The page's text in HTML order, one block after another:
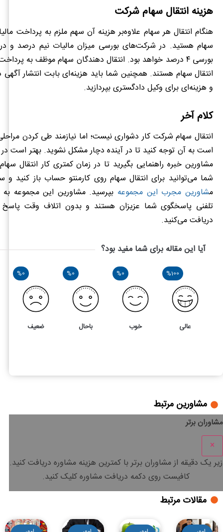
هزینه انتقال سهام شرکت
هنگام انتقال هر سهام علاوه‌بر هزینه آن سهم ملزم به پرداخت
سهام هستید. در شرکت‌های بورسی میزان مالیات نیم درصد و
بورسی ۴ درصد خواهد بود. انتقال دهندگان سهام موظف به
انتقال سهام هستند. همچنین شما باید هزینه‌ای بابت انتشار آگهی
و هزینه‌ای برای وکیل دادگستری بپردازید.
کلام آخر
انتقال سهام شرکت‌ کار دشواری نیست؛ اما نیازمند طی کردن
است به آن توجه کنید تا در آینده دچار مشکل نشوید. بهتر است در
مشاورین خبره راهنمایی بگیرید تا در زمان کمتری کار انتقال
شما می‌توانید برای انتقال سهام روی کارمنتو حساب باز کنید و
مشاورین مجرب این مجموعه بپرسید. مشاورین این مجموعه
تلفنی پاسخگوی شما عزیزان هستند و بدون اتلاف وقت پاسخ
دریافت می‌کنید.
آیا این مقاله برای شما مفید بود؟
%100
عالی
%0
خوب
%0
باحال
%0
ضعیف
مشاورین مرتبط
مشاوران برتر
×
زیر یک دقیقه از مشاوران برتر باکمترین هزینه مشاوره دریافت کنید.
کافیست روی دکمه دریافت مشاوره کلیک کنید.
مقالات مرتبط